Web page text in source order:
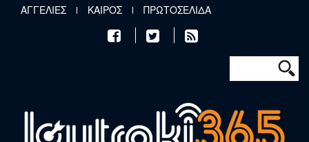
Παράκαμψη προς το κυρίως περιεχόμενο
ΑΓΓΕΛΙΕΣ ΚΑΙΡΟΣ ΠΡΩΤΟΣΕΛΙΔΑ
Φόρμα
Αναζήτηση